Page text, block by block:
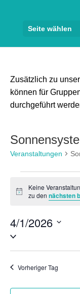
Seite wählen
Zusätzlich zu
können für
durchgeführt
Veranstaltungen
für
April
2026
Hinweis
Keine
zu den nächsten
4/1/2026
Datum
Vorheriger Tag